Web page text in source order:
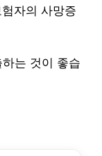
자의 사망증
는 것이 좋습